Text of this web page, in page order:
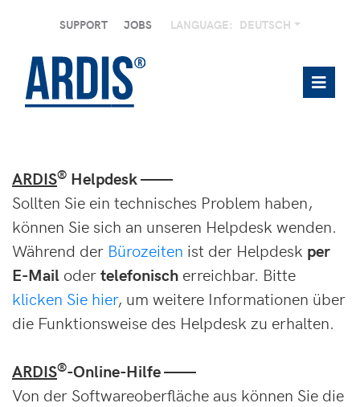
SUPPORT JOBS LANGUAGE: DEUTSCH
ARDIS® Helpdesk ——
Sollten Sie ein technisches Problem haben,
können Sie sich an unseren Helpdesk wenden.
Während der Bürozeiten ist der Helpdesk per
E-Mail odertelefonisch erreichbar. Bitte
klicken Sie hier, um weitere Informationen über
die Funktionsweise des Helpdesk zu erhalten.
ARDIS®-Online-Hilfe ——
Von der Softwareoberfläche aus können Sie die